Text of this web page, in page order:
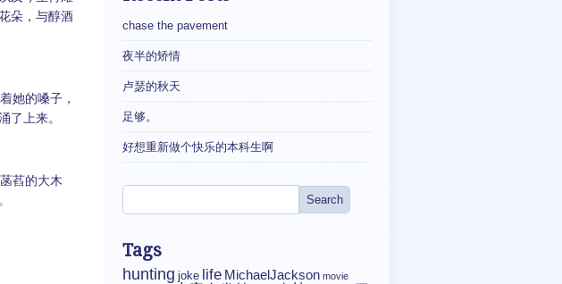
朵，与醇酒
她的嗓子，
了上来。
萏的大木
chase the pavement
夜半的矫情
卢瑟的秋天
足够。
好想重新做个快乐的本科生啊
Tags
hunting joke life MichaelJackson movie